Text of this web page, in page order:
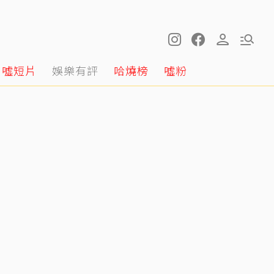
噓短片 娛樂有評 哈燒榜 噓粉